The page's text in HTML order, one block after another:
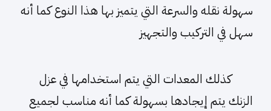
سهولة نقله والسرعة التي يتميز بها هذا النوع كما أنه
سهل في التركيب والتجهيز
كذلك المعدات التي يتم استخدامها في عزل
الزنك يتم إيجادها بسهولة كما أنه مناسب لجميع